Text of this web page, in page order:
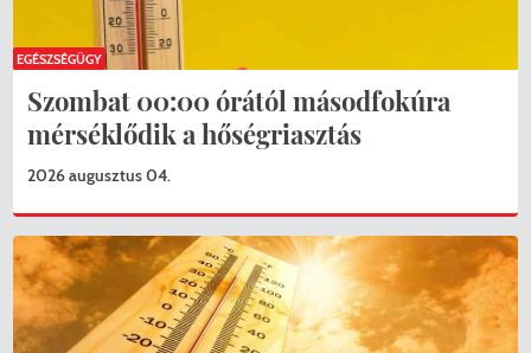
Szombat 00:00 órától másodfokúra
mérséklődik a hőségriasztás
2026 augusztus 04.
EGÉSZSÉGÜGY